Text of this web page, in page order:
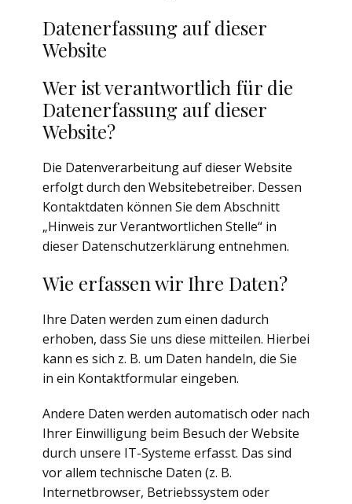
Datenerfassung auf dieser
Website
Wer ist verantwortlich für die
Datenerfassung auf dieser
Website?
Die Datenverarbeitung auf dieser Website
erfolgt durch den Websitebetreiber. Dessen
Kontaktdaten können Sie dem Abschnitt
„Hinweis zur Verantwortlichen Stelle“ in
dieser Datenschutzerklärung entnehmen.
Wie erfassen wir Ihre Daten?
Ihre Daten werden zum einen dadurch
erhoben, dass Sie uns diese mitteilen. Hierbei
kann es sich z. B. um Daten handeln, die Sie
in ein Kontaktformular eingeben.
Andere Daten werden automatisch oder nach
Ihrer Einwilligung beim Besuch der Website
durch unsere IT-Systeme erfasst. Das sind
vor allem technische Daten (z. B.
Internetbrowser, Betriebssystem oder